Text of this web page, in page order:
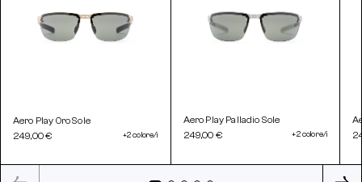
Aero Play Oro Sole
249,00 €
+2 colore/i
Aero Play Palladio Sole
249,00 €
+2 colore/i